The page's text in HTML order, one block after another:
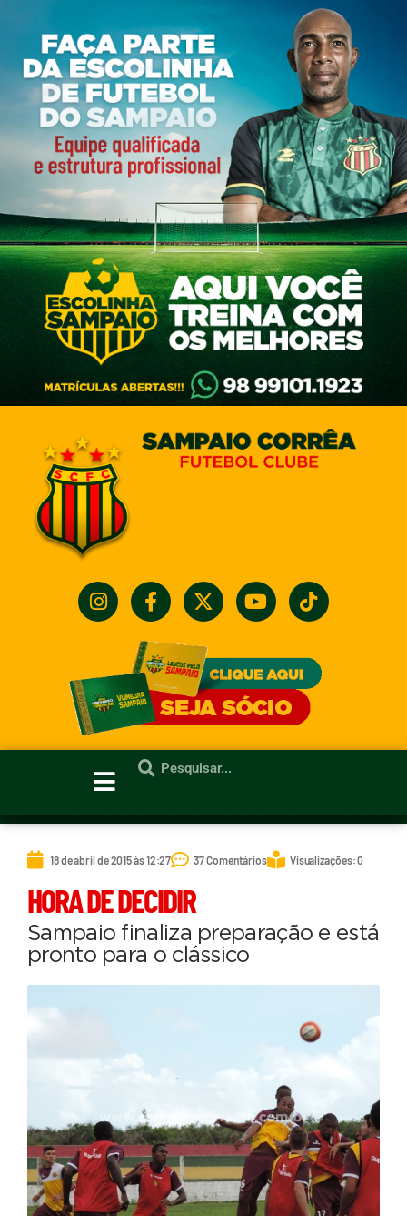
18 de abril de 2015 às 12:27 37 Comentários Visualizações: 0
HORA DE DECIDIR
Sampaio finaliza preparação e está
pronto para o clássico